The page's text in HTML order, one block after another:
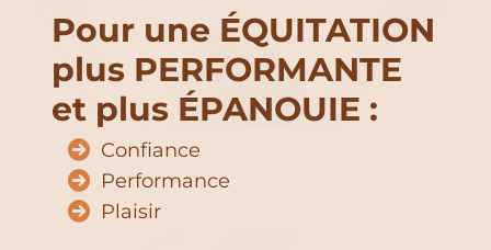
Pour une ÉQUITATION
plus PERFORMANTE
et plus ÉPANOUIE :
Confiance
Performance
Plaisir